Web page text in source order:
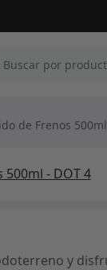
de Frenos
y